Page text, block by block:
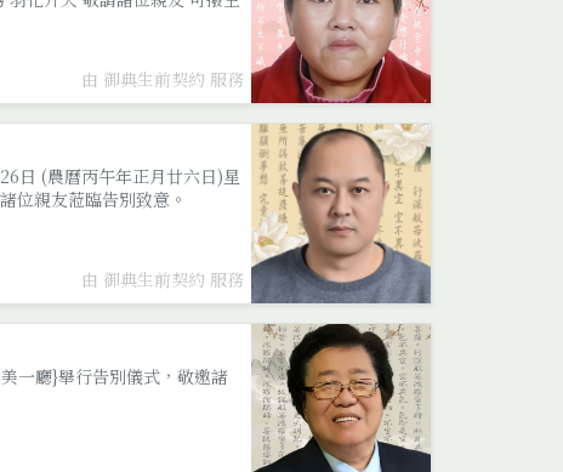
由 御典生前契約 服務
日 (農曆丙午年正月廿六日)星
位親友蒞臨告別致意。
由 御典生前契約 服務
一廳}舉行告別儀式，敬邀諸